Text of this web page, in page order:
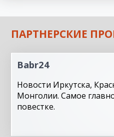
ПАРТНЕРСКИЕ
Babr24
Новости Иркутска,
Монголии. Самое
повестке.